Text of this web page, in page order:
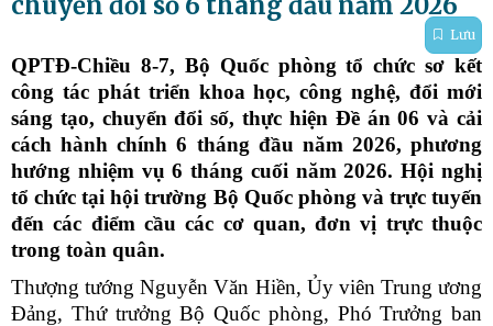
Lưu
QPTĐ-Chiều 8-7, Bộ Quốc phòng tổ chức sơ kết
công tác phát triển khoa học, công nghệ, đổi mới
sáng tạo, chuyển đổi số, thực hiện Đề án 06 và cải
cách hành chính 6 tháng đầu năm 2026, phương
hướng nhiệm vụ 6 tháng cuối năm 2026. Hội nghị
tổ chức tại hội trường Bộ Quốc phòng và trực tuyến
đến các điểm cầu các cơ quan, đơn vị trực thuộc
trong toàn quân.
Thượng tướng Nguyễn Văn Hiền, Ủy viên Trung ương
Đảng, Thứ trưởng Bộ Quốc phòng, Phó Trưởng ban